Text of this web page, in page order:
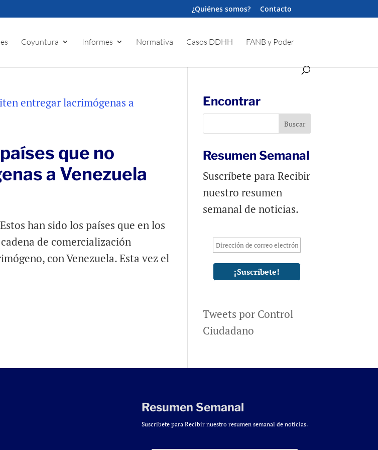
¿Quiénes somos? Contacto
Coyuntura Informes Normativa Casos DDHH FANB y Poder
que no
a Venezuela
han sido los países que en los
de comercialización
con Venezuela. Esta vez el
Encontrar
Resumen Semanal
Suscríbete para Recibir
nuestro resumen
semanal de noticias.
Tweets por Control
Ciudadano
Resumen Semanal
Suscríbete para Recibir nuestro resumen semanal de noticias.